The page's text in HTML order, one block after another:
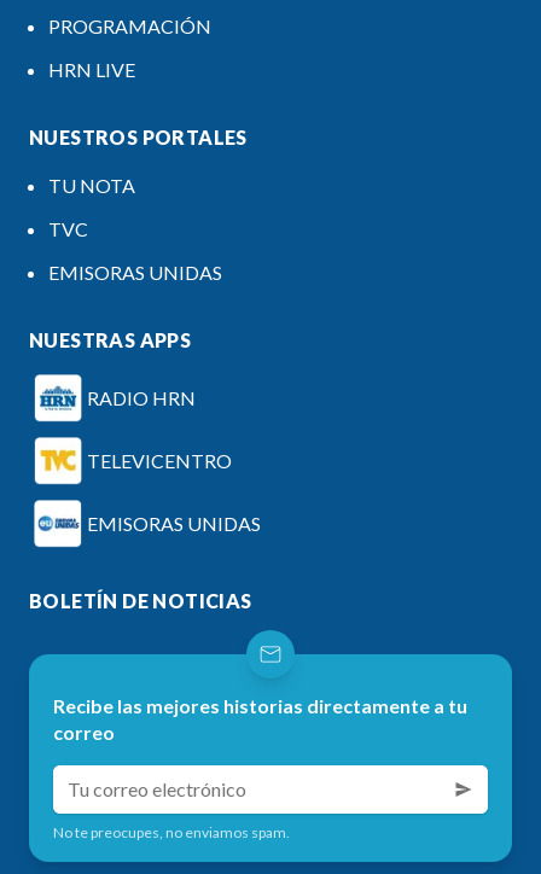
PROGRAMACIÓN
HRN LIVE
NUESTROS PORTALES
TU NOTA
TVC
EMISORAS UNIDAS
NUESTRAS APPS
RADIO HRN
TELEVICENTRO
EMISORAS UNIDAS
BOLETÍN DE NOTICIAS
Recibe las mejores historias directamente a tu
correo
No te preocupes, no enviamos spam.